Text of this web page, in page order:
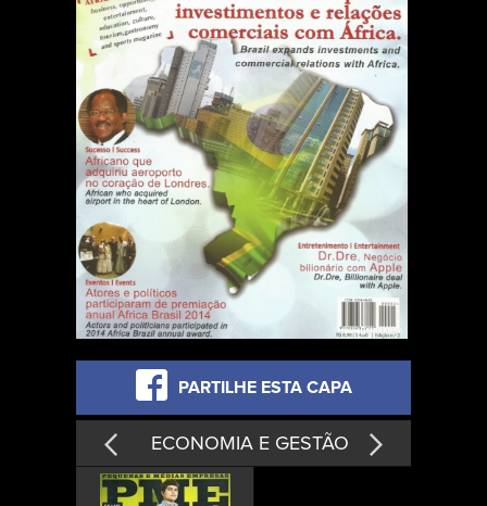
PARTILHE ESTA CAPA
ECONOMIA E GESTÃO